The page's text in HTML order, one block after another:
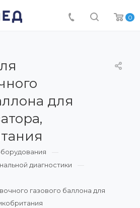
0
для
диагностики
газового баллона для